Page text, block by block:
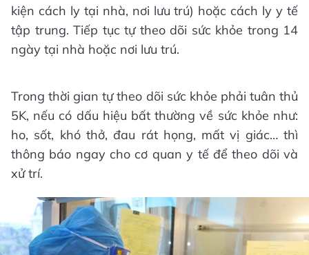
kiện cách ly tại nhà, nơi lưu trú) hoặc cách ly y tế
tập trung. Tiếp tục tự theo dõi sức khỏe trong 14
ngày tại nhà hoặc nơi lưu trú.
Trong thời gian tự theo dõi sức khỏe phải tuân thủ
5K, nếu có dấu hiệu bất thường về sức khỏe như:
ho, sốt, khó thở, đau rát họng, mất vị giác… thì
thông báo ngay cho cơ quan y tế để theo dõi và
xử trí.